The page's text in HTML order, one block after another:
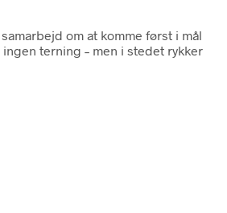
om at komme først i mål
terning – men i stedet rykker